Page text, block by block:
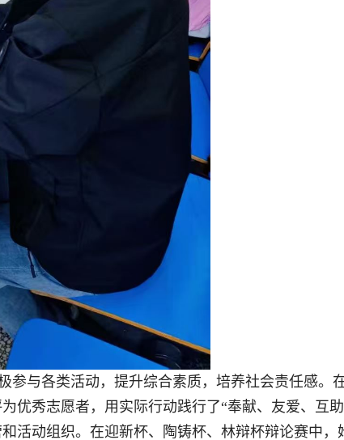
与各类活动，提升综合素质，培养社会责任感。
优秀志愿者，用实际行动践行了“奉献、友爱、互
活动组织。在迎新杯、陶铸杯、林辩杯辩论赛中，